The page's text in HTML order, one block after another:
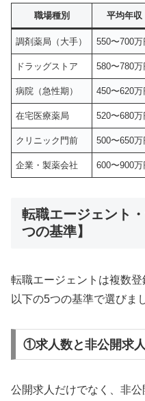
職場種別 平均年収
調剤薬局（大手） 550〜700万
ドラッグストア 580〜780万
病院（急性期） 450〜620万
在宅医療薬局 520〜680万
クリニック門前 500〜650万
企業・製薬会社 600〜900万
転職エージェント
つの基準】
転職エージェントは複数登
以下の5つの基準で選びま
①求人数と非公開求
公開求人だけでなく、非